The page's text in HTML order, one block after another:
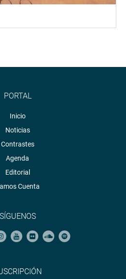
PORTAL
Inicio
Noticias
Contrastes
Agenda
Editorial
Cuenta
SÍGUENOS